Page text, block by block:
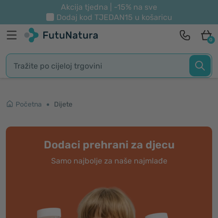
Akcija tjedna | -15% na sve
Dodaj kod TJEDAN15 u košaricu
0
Početna Dijete
Dodaci prehrani za djecu
Samo najbolje za naše najmlađe